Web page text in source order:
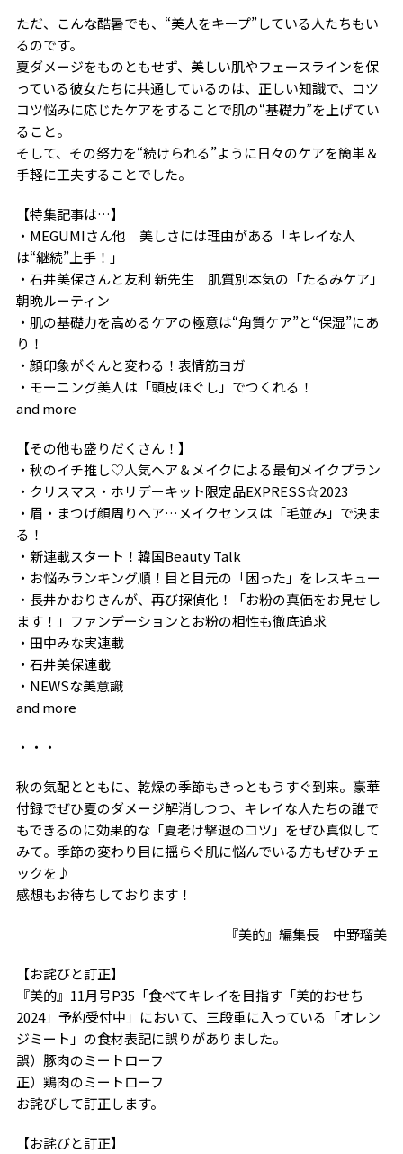
ただ、こんな酷暑でも、“美人をキープ”している人たちもい
るのです。
夏ダメージをものともせず、美しい肌やフェースラインを保
っている彼女たちに共通しているのは、正しい知識で、コツ
コツ悩みに応じたケアをすることで肌の“基礎力”を上げてい
ること。
そして、その努力を“続けられる”ように日々のケアを簡単＆
手軽に工夫することでした。
【特集記事は…】
・MEGUMIさん他 美しさには理由がある「キレイな人
は“継続”上手！」
・石井美保さんと友利 新先生 肌質別本気の「たるみケア」
朝晩ルーティン
・肌の基礎力を高めるケアの極意は“角質ケア”と“保湿”にあ
り！
・顔印象がぐんと変わる！表情筋ヨガ
・モーニング美人は「頭皮ほぐし」でつくれる！
and more
【その他も盛りだくさん！】
・秋のイチ推し♡人気ヘア＆メイクによる最旬メイクプラン
・クリスマス・ホリデーキット限定品EXPRESS☆2023
・眉・まつげ顔周りヘア…メイクセンスは「毛並み」で決ま
る！
・新連載スタート！韓国Beauty Talk
・お悩みランキング順！目と目元の「困った」をレスキュー
・長井かおりさんが、再び探偵化！「お粉の真価をお見せし
ます！」ファンデーションとお粉の相性も徹底追求
・田中みな実連載
・石井美保連載
・NEWSな美意識
and more
・・・
秋の気配とともに、乾燥の季節もきっともうすぐ到来。豪華
付録でぜひ夏のダメージ解消しつつ、キレイな人たちの誰で
もできるのに効果的な「夏老け撃退のコツ」をぜひ真似して
みて。季節の変わり目に揺らぐ肌に悩んでいる方もぜひチェ
ックを♪
感想もお待ちしております！
『美的』編集長 中野瑠美
【お詫びと訂正】
『美的』11月号P35「食べてキレイを目指す「美的おせち
2024」予約受付中」において、三段重に入っている「オレン
ジミート」の食材表記に誤りがありました。
誤）豚肉のミートローフ
正）鶏肉のミートローフ
お詫びして訂正します。
【お詫びと訂正】